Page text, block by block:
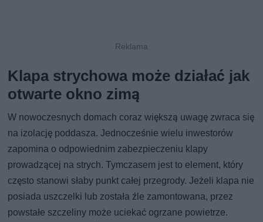
Klapa strychowa może działać jak
otwarte okno zimą
W nowoczesnych domach coraz większą uwagę zwraca się
na izolację poddasza. Jednocześnie wielu inwestorów
zapomina o odpowiednim zabezpieczeniu klapy
prowadzącej na strych. Tymczasem jest to element, który
często stanowi słaby punkt całej przegrody. Jeżeli klapa nie
posiada uszczelki lub została źle zamontowana, przez
powstałe szczeliny może uciekać ogrzane powietrze.